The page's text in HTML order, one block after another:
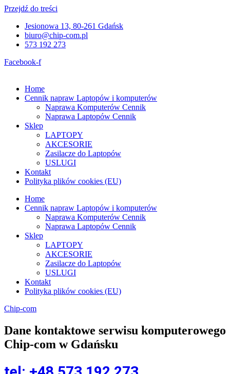
Przejdź do treści
Jesionowa 13, 80-261 Gdańsk
biuro@chip-com.pl
573 192 273
Facebook-f
Home
Cennik napraw Laptopów i komputerów
Naprawa Komputerów Cennik
Naprawa Laptopów Cennik
Sklep
LAPTOPY
AKCESORIE
Zasilacze do Laptopów
USLUGI
Kontakt
Polityka plików cookies (EU)
Home
Cennik napraw Laptopów i komputerów
Naprawa Komputerów Cennik
Naprawa Laptopów Cennik
Sklep
LAPTOPY
AKCESORIE
Zasilacze do Laptopów
USLUGI
Kontakt
Polityka plików cookies (EU)
Chip-com
Dane kontaktowe serwisu komputerowego
Chip-com w Gdańsku